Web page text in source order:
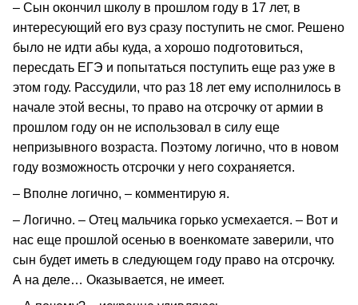
– Сын окончил школу в прошлом году в 17 лет, в
интересующий его вуз сразу поступить не смог. Решено
было не идти абы куда, а хорошо подготовиться,
пересдать ЕГЭ и попытаться поступить еще раз уже в
этом году. Рассудили, что раз 18 лет ему исполнилось в
начале этой весны, то право на отсрочку от армии в
прошлом году он не использовал в силу еще
непризывного возраста. Поэтому логично, что в новом
году возможность отсрочки у него сохраняется.
– Вполне логично, – комментирую я.
– Логично. – Отец мальчика горько усмехается. – Вот и
нас еще прошлой осенью в военкомате заверили, что
сын будет иметь в следующем году право на отсрочку.
А на деле… Оказывается, не имеет.